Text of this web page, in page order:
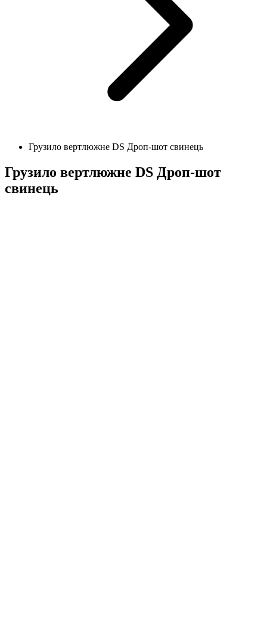
Грузило вертлюжне DS Дроп-шот свинець
Грузило вертлюжне DS Дроп-шот
свинець